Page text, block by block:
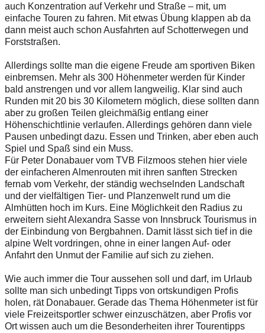
auch Konzentration auf Verkehr und Straße – mit, um
einfache Touren zu fahren. Mit etwas Übung klappen ab da
dann meist auch schon Ausfahrten auf Schotterwegen und
Forststraßen.
Allerdings sollte man die eigene Freude am sportiven Biken
einbremsen. Mehr als 300 Höhenmeter werden für Kinder
bald anstrengen und vor allem langweilig. Klar sind auch
Runden mit 20 bis 30 Kilometern möglich, diese sollten dann
aber zu großen Teilen gleichmäßig entlang einer
Höhenschichtlinie verlaufen. Allerdings gehören dann viele
Pausen unbedingt dazu. Essen und Trinken, aber eben auch
Spiel und Spaß sind ein Muss.
Für Peter Donabauer vom TVB Filzmoos stehen hier viele
der einfacheren Almenrouten mit ihren sanften Strecken
fernab vom Verkehr, der ständig wechselnden Landschaft
und der vielfältigen Tier- und Planzenwelt rund um die
Almhütten hoch im Kurs. Eine Möglichkeit den Radius zu
erweitern sieht Alexandra Sasse von Innsbruck Tourismus in
der Einbindung von Bergbahnen. Damit lässt sich tief in die
alpine Welt vordringen, ohne in einer langen Auf- oder
Anfahrt den Unmut der Familie auf sich zu ziehen.
Wie auch immer die Tour aussehen soll und darf, im Urlaub
sollte man sich unbedingt Tipps von ortskundigen Profis
holen, rät Do­nabauer. Gerade das Thema Höhenmeter ist für
viele Freizeitsportler schwer einzuschätzen, aber Profis vor
Ort wissen auch um die Besonderheiten ihrer Tourentipps